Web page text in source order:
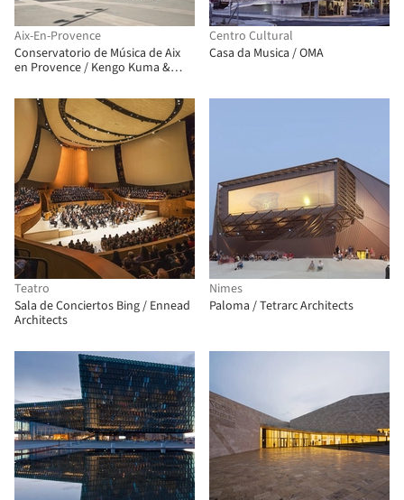
Aix-En-Provence
Conservatorio de Música de Aix
en Provence / Kengo Kuma &
Centro Cultural
Casa da Musica / OMA
Teatro
Sala de Conciertos Bing / Ennead
Architects
Nimes
Paloma / Tetrarc Architects